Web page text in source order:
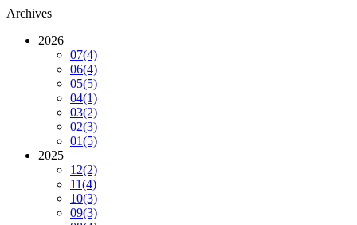
Archives
2026
07(4)
06(4)
05(5)
04(1)
03(2)
02(3)
01(5)
2025
12(2)
11(4)
10(3)
09(3)